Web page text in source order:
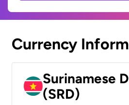
Currency
Surinamese
(SRD)